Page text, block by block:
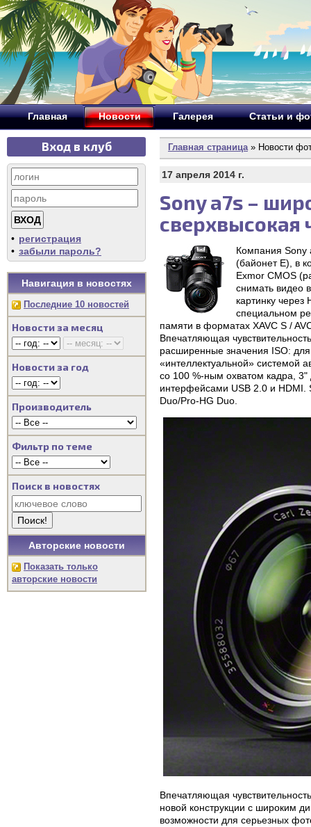
Главная Новости Галерея Статьи и
Вход в клуб
• регистрация
• забыли пароль?
Навигация в новостях
Последние 10 новостей
Новости за месяц
Новости за год
Производитель
Фильтр по теме
Поиск в новостях
Авторские новости
Показать только
авторские новости
Главная страница» Новости
17 апреля 2014 г.
Sony a7s –
сверхвысокая
Компания Sony
(байонет E), в
Exmor CMOS
снимать видео
картинку
специальном
памяти в форматах XAVC S /
Впечатляющая
расширенные значения ISO:
«интеллектуальной» системой
со 100 %-ным охватом кадра,
интерфейсами USB 2.0 и HDMI.
Duo/Pro-HG Duo.
Впечатляющая
новой конструкции с широким
возможности для серьезных